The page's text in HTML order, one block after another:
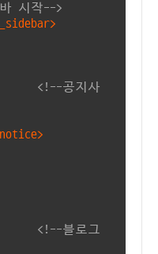
시작-->
<!--공지사
<!--블로그